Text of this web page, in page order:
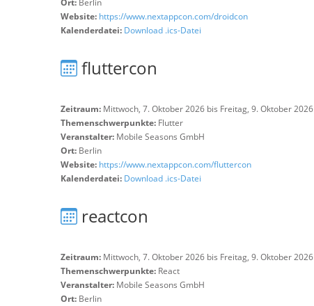
Ort: Berlin
Website: https://www.nextappcon.com/droidcon
Kalenderdatei: Download .ics-Datei
fluttercon
Zeitraum: Mittwoch, 7. Oktober 2026 bis Freitag, 9. Oktober 2026
Themenschwerpunkte: Flutter
Veranstalter: Mobile Seasons GmbH
Ort: Berlin
Website: https://www.nextappcon.com/fluttercon
Kalenderdatei: Download .ics-Datei
reactcon
Zeitraum: Mittwoch, 7. Oktober 2026 bis Freitag, 9. Oktober 2026
Themenschwerpunkte: React
Veranstalter: Mobile Seasons GmbH
Ort: Berlin